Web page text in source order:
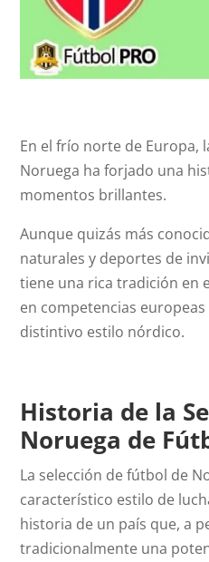
En el frío norte de Europa,
Noruega ha forjado una
momentos brillantes.
Aunque quizás más
naturales y deportes de
tiene una rica tradición en
en competencias
distintivo estilo nórdico.
Historia de la
Noruega de
La selección de fútbol de
característico estilo de
historia de un país que, a
tradicionalmente una